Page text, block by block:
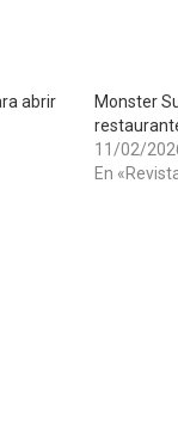
abrir
Monster
11/02/
En